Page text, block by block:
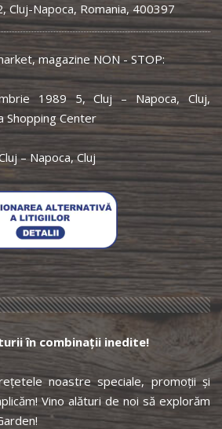
Cluj-Napoca, Romania, 400397
magazine NON - STOP:
1989 5, Cluj – Napoca, Cluj,
Shopping Center
– Napoca, Cluj
în combinații inedite!
noastre speciale, promoții și
Vino alături de noi să explorăm